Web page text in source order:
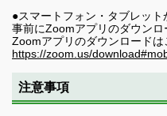
●スマートフォン・タブレット
事前にZoomアプリのダウンロ
Zoomアプリのダウンロードは
https://zoom.us/
注意事項